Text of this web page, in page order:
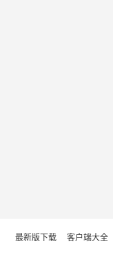
最新版下载 客户端大全